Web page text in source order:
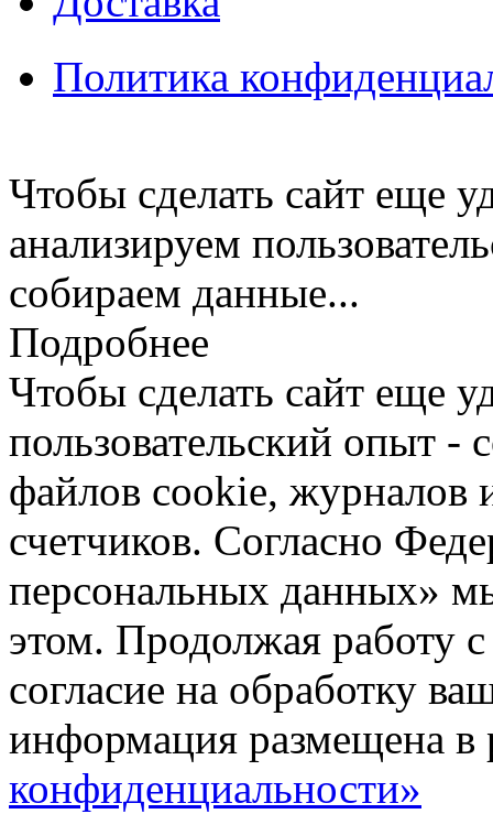
Политика
Чтобы сделать сайт еще
анализируем
собираем данные...
Подробнее
Чтобы сделать сайт еще
пользовательский опыт
файлов cookie, журналов
счетчиков. Согласно
персональных данных»
этом. Продолжая работу
согласие на обработку
информация размещена в
конфиденциальности»